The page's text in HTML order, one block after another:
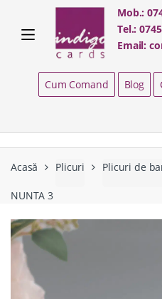
navigation
content
Mob.:
Tel.:
Email:
Cum Comand Blog
Acasă Plicuri Plicuri de
NUNTA 3